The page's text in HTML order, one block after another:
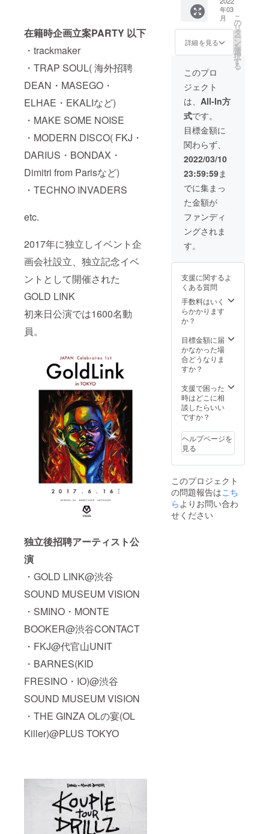
在籍時企画立案PARTY 以下
・trackmaker
・TRAP SOUL( 海外招聘
DEAN・MASEGO・
ELHAE・EKALIなど)
・MAKE SOME NOISE
・MODERN DISCO( FKJ・
DARIUS・BONDAX・
Dimitri from Parisなど)
・TECHNO INVADERS
etc.
2017年に独立しイベント企
画会社設立、独立記念イベ
ントとして開催された
GOLD LINK
初来日公演では1600名動
員。
独立後招聘アーティスト公
演
・GOLD LINK@渋谷
SOUND MUSEUM VISION
・SMINO・MONTE
BOOKER@渋谷CONTACT
・FKJ@代官山UNIT
・BARNES(KID
FRESINO・IO)@渋谷
SOUND MUSEUM VISION
・THE GINZA OLの宴(OL
Killer)@PLUS TOKYO
年03
月
詳細を見る
こ
の
リ
タ
ー
ン
を
選
択
す
る
このプロ
ジェクト
は、 All-In方
式です。
目標金額に
関わらず、
2022/03/10
23:59:59ま
でに集まっ
た金額が
ファンディ
ングされま
す。
支援に関するよ
くある質問
手数料はいく
らかかります
か？
目標金額に届
かなかった場
合どうなりま
すか？
支援で困った
時はどこに相
談したらいい
ですか？
ヘルプページを
見る
このプロジェクト
の問題報告はこち
らよりお問い合わ
せください